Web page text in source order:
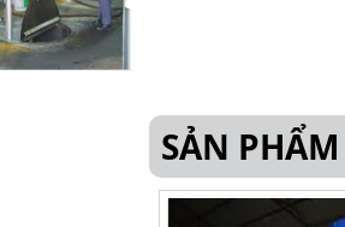
SẢN